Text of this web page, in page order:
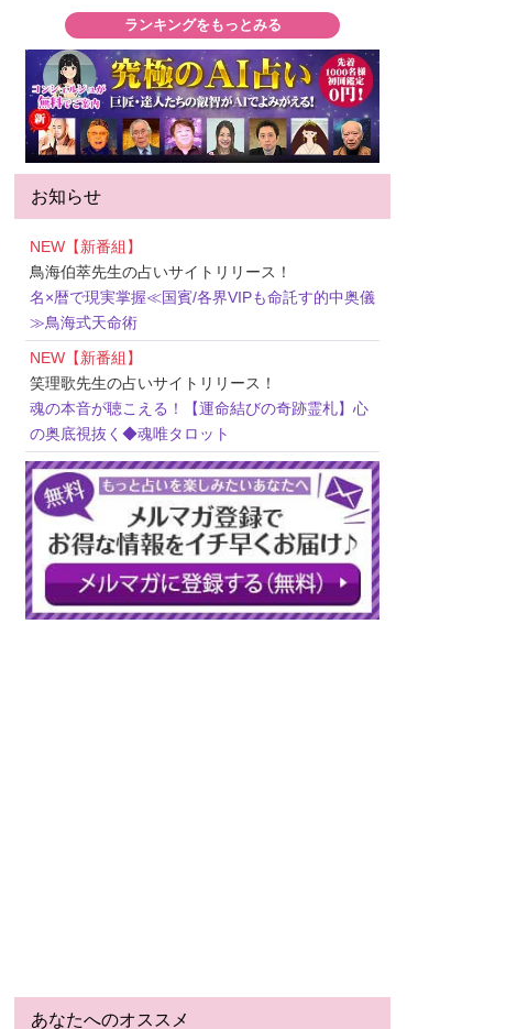
ランキングをもっとみる
お知らせ
NEW【新番組】
鳥海伯萃先生の占いサイトリリース！
名×暦で現実掌握≪国賓/各界VIPも命託す的中奥儀
≫鳥海式天命術
NEW【新番組】
笑理歌先生の占いサイトリリース！
魂の本音が聴こえる！【運命結びの奇跡霊札】心
の奥底視抜く◆魂唯タロット
あなたへのオススメ